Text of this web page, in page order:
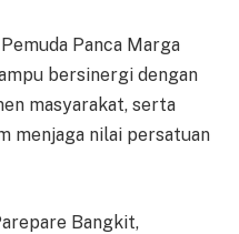
Panca Marga
bersinergi dengan
masyarakat, serta
menjaga nilai persatuan
Bangkit,